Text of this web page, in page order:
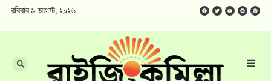
রবিবার ৯ আগস্ট, ২০২৬